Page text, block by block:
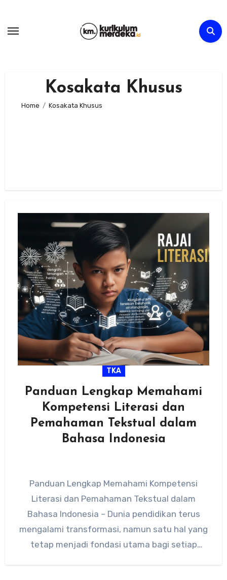
content
Kosakata Khusus
Home Kosakata Khusus
TKA
Panduan Lengkap Memahami
Kompetensi Literasi dan
Pemahaman Tekstual dalam
Bahasa Indonesia
Panduan Lengkap Memahami Kompetensi
Literasi dan Pemahaman Tekstual dalam
Bahasa Indonesia – Dunia pendidikan terus
mengalami transformasi, namun satu hal yang
tetap menjadi fondasi utama bagi setiap